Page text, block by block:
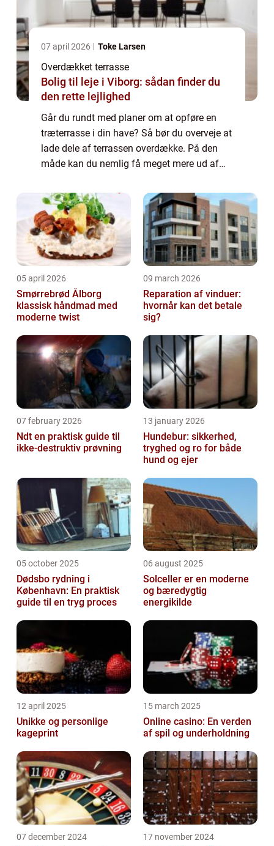
07 april 2026 Toke Larsen
Overdækket terrasse
Bolig til leje i Viborg: sådan finder du
den rette lejlighed
Går du rundt med planer om at opføre en
træterrasse i din have? Så bør du overveje at
lade dele af terrassen overdække. På den
måde kan du nemlig få meget mere ud af
05 april 2026
Smørrebrød Ålborg
klassisk håndmad med
moderne twist
09 march 2026
Reparation af vinduer:
hvornår kan det betale
sig?
07 february 2026
Ndt en praktisk guide til
ikke-destruktiv prøvning
13 january 2026
Hundebur: sikkerhed,
tryghed og ro for både
hund og ejer
05 october 2025
Dødsbo rydning i
København: En praktisk
guide til en tryg proces
06 august 2025
Solceller er en moderne
og bæredygtig
energikilde
12 april 2025
Unikke og personlige
kageprint
15 march 2025
Online casino: En verden
af spil og underholdning
07 december 2024 17 november 2024